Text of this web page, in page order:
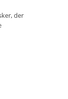
der